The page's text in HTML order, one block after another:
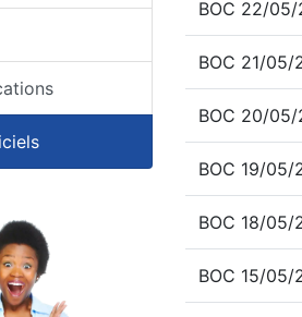
BOC 22/
BOC 21/05/
BOC 20/
BOC 19/05/
BOC 18/05/
BOC 15/05/